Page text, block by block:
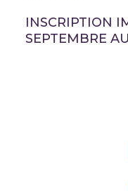
INSCRIPTION
SEPTEMBRE